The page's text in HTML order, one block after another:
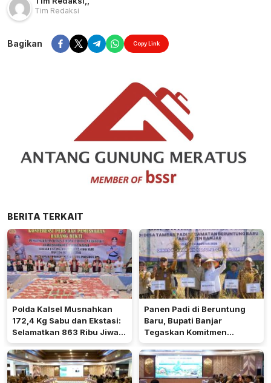
Tim Redaksi
Bagikan Copy Link
BERITA TERKAIT
Polda Kalsel Musnahkan
172,4 Kg Sabu dan Ekstasi:
Selamatkan 863 Ribu Jiwa
dan Hemat Biaya Rehab Rp.
4,3 Triliun
Panen Padi di Beruntung
Baru, Bupati Banjar
Tegaskan Komitmen
Dukung Ketahanan Pangan